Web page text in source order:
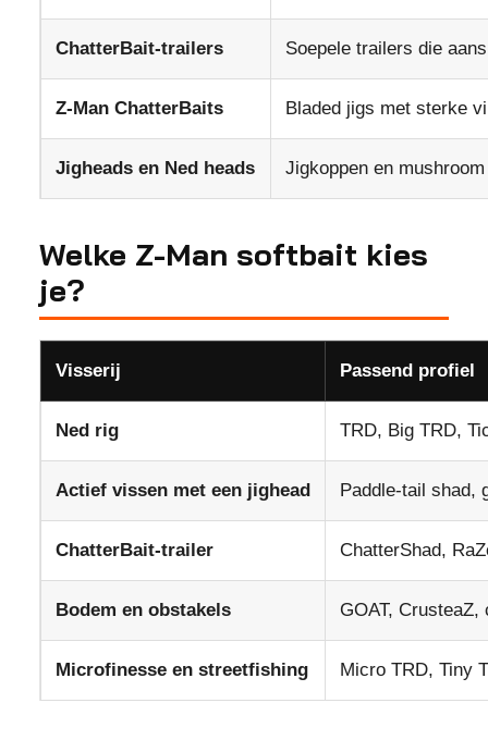
ChatterBait-trailers Soepele trailers die
Z-Man ChatterBaits Bladed jigs met sterke
Jigheads en Ned heads Jigkoppen en
Welke Z-Man softbait kies
je?
Visserij Passend profiel
Ned rig TRD, Big TRD,
Actief vissen met een jighead Paddle-tail shad,
ChatterBait-trailer ChatterShad,
Bodem en obstakels GOAT,
Microfinesse en streetfishing Micro TRD, Tiny